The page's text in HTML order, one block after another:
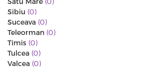
Sibiu (0)
Suceava (0)
Teleorman (0)
Timis (0)
Tulcea (0)
Valcea (0)